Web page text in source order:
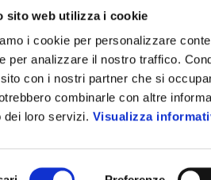
sito web utilizza i cookie
i cookie per personalizzare
per analizzare il nostro traffico.
con i nostri partner che si
combinarle con altre
dei loro servizi. Visualizza